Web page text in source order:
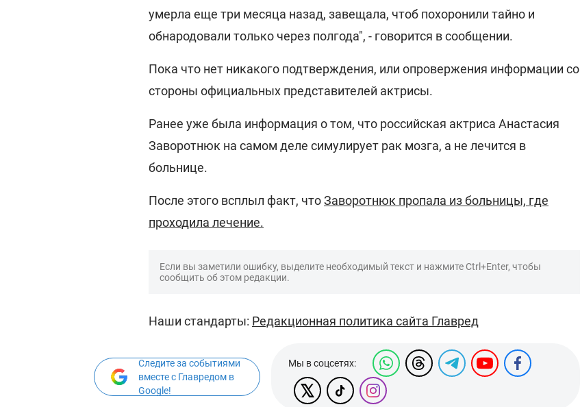
умерла еще три месяца назад, завещала, чтоб похоронили тайно и
обнародовали только через полгода", - говорится в сообщении.
Пока что нет никакого подтверждения, или опровержения информации со
стороны официальных представителей актрисы.
Ранее уже была информация о том, что российская актриса Анастасия
Заворотнюк на самом деле симулирует рак мозга, а не лечится в
больнице.
После этого всплыл факт, чтоЗаворотнюк пропала из больницы, где
проходила лечение.
Если вы заметили ошибку, выделите необходимый текст и нажмите Ctrl+Enter, чтобы
сообщить об этом редакции.
Наши стандарты: Редакционная политика сайта Главред
Следите за событиями
вместе с Главредом в
Google!
Мы в соцсетях: